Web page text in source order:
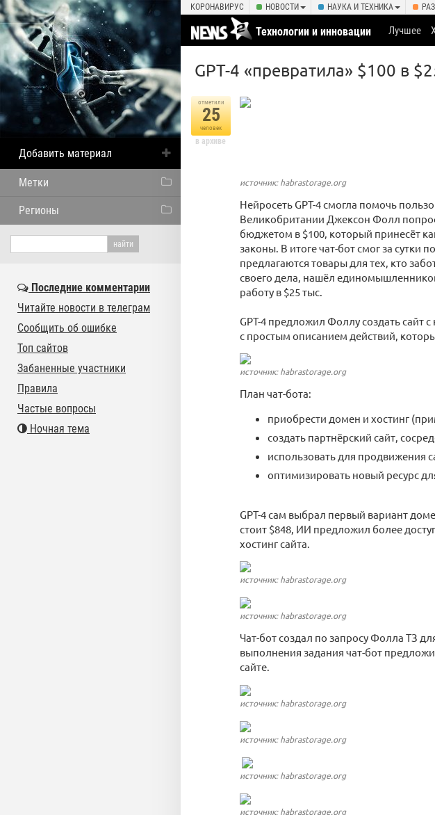
КОРОНАВИРУС НОВОСТИ НАУКА И ТЕХНИКА
Технологии и инновации Лучшее
GPT-4 «превратила» $100 в
отметили
25
человек
в архиве
источник: habrastorage.org
Нейросеть GPT-4 смогла помочь
Великобритании Джексон Фолл
бюджетом в $100, который принесёт
законы. В итоге чат-бот смог за сутки
предлагаются товары для тех, кто
своего дела, нашёл
работу в $25 тыс.
GPT-4 предложил Фоллу создать сайт
с простым описанием действий,
источник: habrastorage.org
План чат-бота:
приобрести домен и хостинг
создать партнёрский сайт,
использовать для продвижения
оптимизировать новый ресурс
GPT-4 сам выбрал первый вариант
стоит $848, ИИ предложил более
хостинг сайта.
источник: habrastorage.org
источник: habrastorage.org
Чат-бот создал по запросу Фолла ТЗ
выполнения задания чат-бот
сайте.
источник: habrastorage.org
источник: habrastorage.org
источник: habrastorage.org
источник: habrastorage.org
Добавить материал
Метки
Регионы
Последние комментарии
Читайте новости в телеграм
Сообщить об ошибке
Топ сайтов
Забаненные участники
Правила
Частые вопросы
Ночная тема